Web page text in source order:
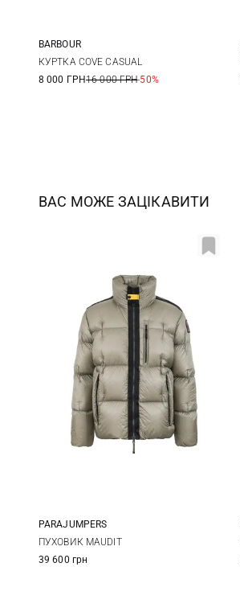
M L
BARBOUR
КУРТКА COVE CASUAL
8 000 ГРН16 000 ГРН-50%
ВАС МОЖЕ ЗАЦІКАВИТИ
M L
PARAJUMPERS
ПУХОВИК MAUDIT
39 600 грн